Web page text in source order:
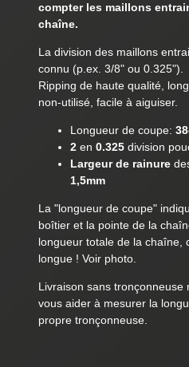
compter les maillons
chaîne.
La division des maillons
connu (p.ex. 3/8" ou 0.325").
Ripping de haute qualité,
non-utilisé, facile à aiguiser.
Longueur de coupe:
2en 0.325division
Largeur de rainure
1,5mm
La "longueur de coupe"
boîtier et la pointe de la
longueur totale de la chaîne,
longue ! Voir photo.
Livraison sans tronçonneuse
vous aider à mesurer la
propre tronçonneuse.